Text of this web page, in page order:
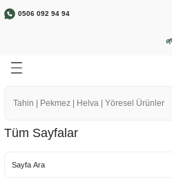
0506 092 94 94
Tüm Sayfalar